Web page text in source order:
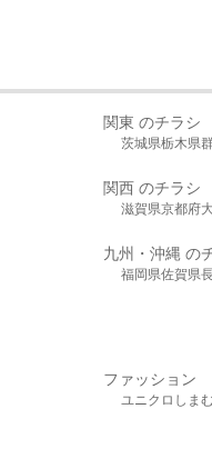
関東 のチラシ
茨城県栃木県
関西 のチラシ
滋賀県京都府
九州・沖縄 の
福岡県佐賀県
ファッション
ユニクロ しま